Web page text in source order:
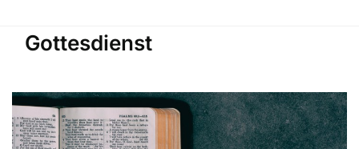
Gottesdienst